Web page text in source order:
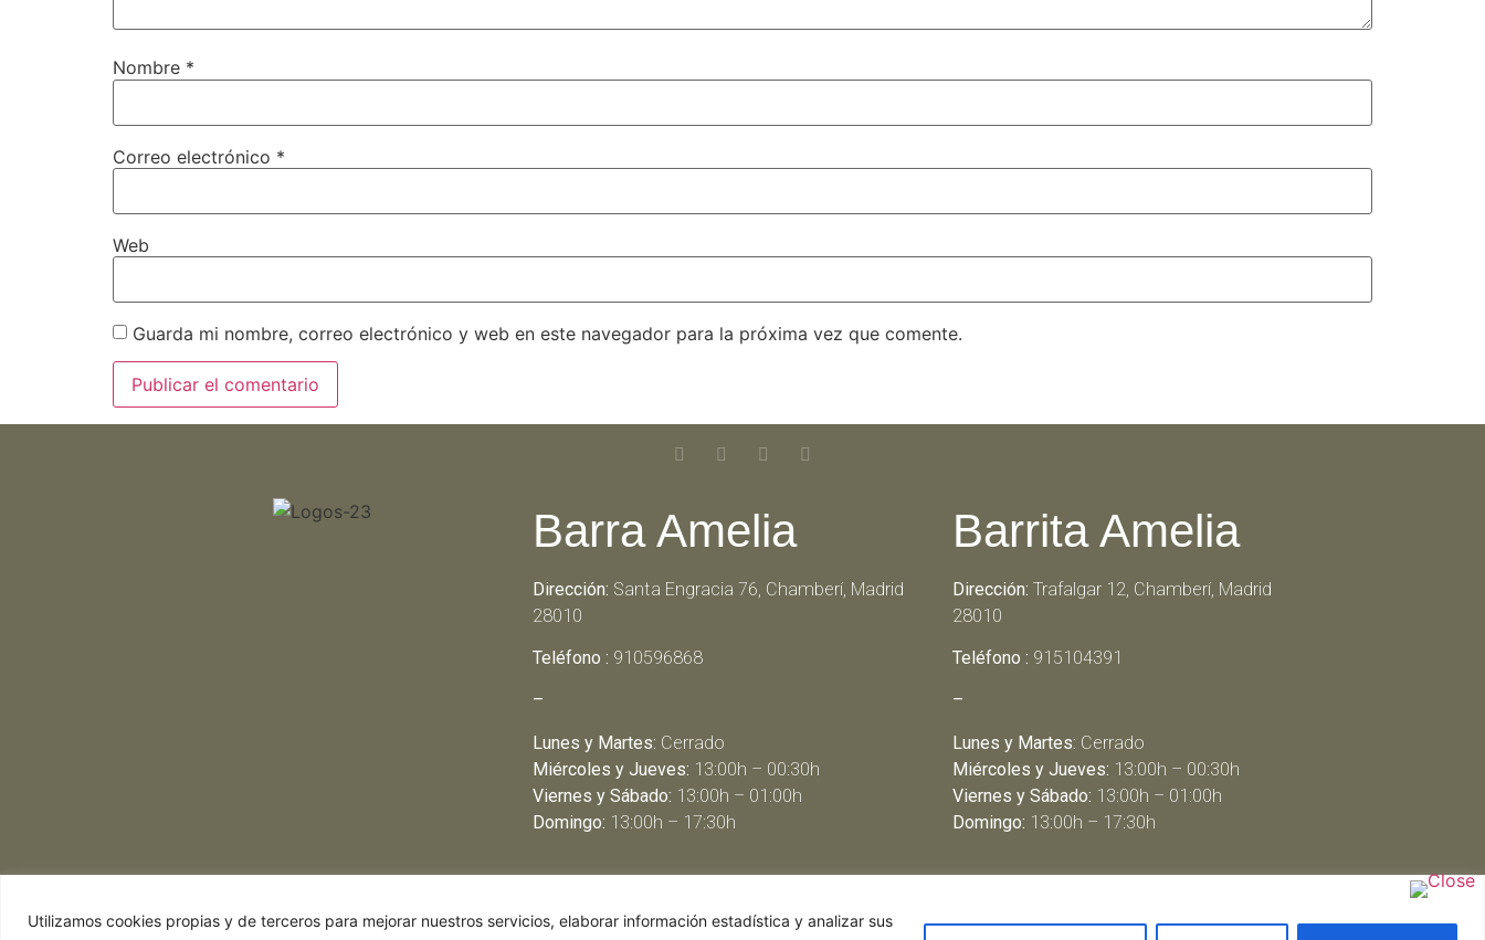
Utilizamos cookies propias y de terceros para mejorar nuestros servicios, elaborar información estadística y analizar sus
Nombre *
Correo electrónico *
Web
Guarda mi nombre, correo electrónico y web en este navegador para la próxima vez que comente.
Barra Amelia
Dirección: Santa Engracia 76, Chamberí, Madrid
28010
Teléfono : 910596868
–
Lunes y Martes: Cerrado
Miércoles y Jueves: 13:00h – 00:30h
Viernes y Sábado: 13:00h – 01:00h
Domingo: 13:00h – 17:30h
Barrita Amelia
Dirección: Trafalgar 12, Chamberí, Madrid
28010
Teléfono : 915104391
–
Lunes y Martes: Cerrado
Miércoles y Jueves: 13:00h – 00:30h
Viernes y Sábado: 13:00h – 01:00h
Domingo: 13:00h – 17:30h